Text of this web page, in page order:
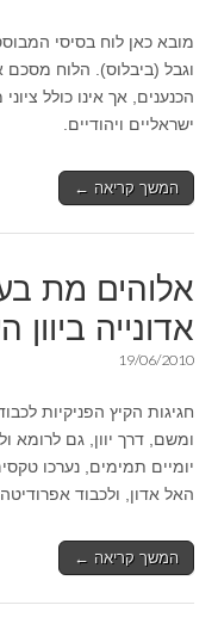
מובא כאן לוח בסיסי
וגבל (ביבלוס). הלוח
הכנענים, אך אינו כולל
ישראליים ויהודיים.
המשך קריאה ←
אלוהים מת
אדונייה
19/06/2010
חגיגות הקיץ הפניקיות
ומשם, דרך יוון, גם לרומא
יומיים תמימים, נערכו
האל אדון, ולכבוד
המשך קריאה ←